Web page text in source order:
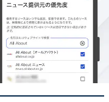
。西日本で2番目の
トで気軽にアクセ